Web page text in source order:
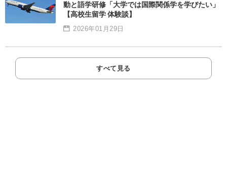
動と語学研修「大学では国際関係学を学びたい」
【高校生留学 体験談】
2026年01月29日
すべて見る